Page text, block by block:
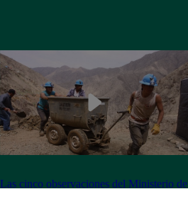
Las cinco observaciones del Ministerio de